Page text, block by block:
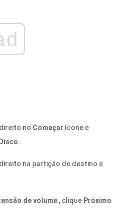
no Começar ícone e
.
na partição de destino e
de volume , clique Próximo